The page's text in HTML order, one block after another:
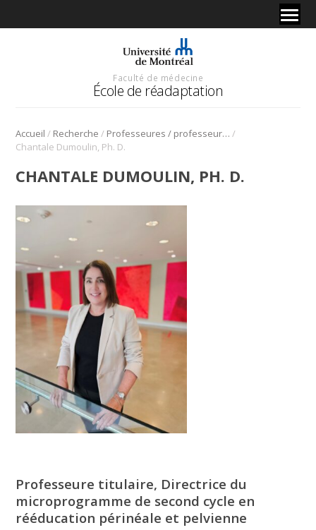
Faculté de médecine
École de réadaptation
Accueil / Recherche / Professeures / professeurs – chercheures / chercheurs /
Chantale Dumoulin, Ph. D.
CHANTALE DUMOULIN, PH. D.
Professeure titulaire, Directrice du
microprogramme de second cycle en
rééducation périnéale et pelvienne